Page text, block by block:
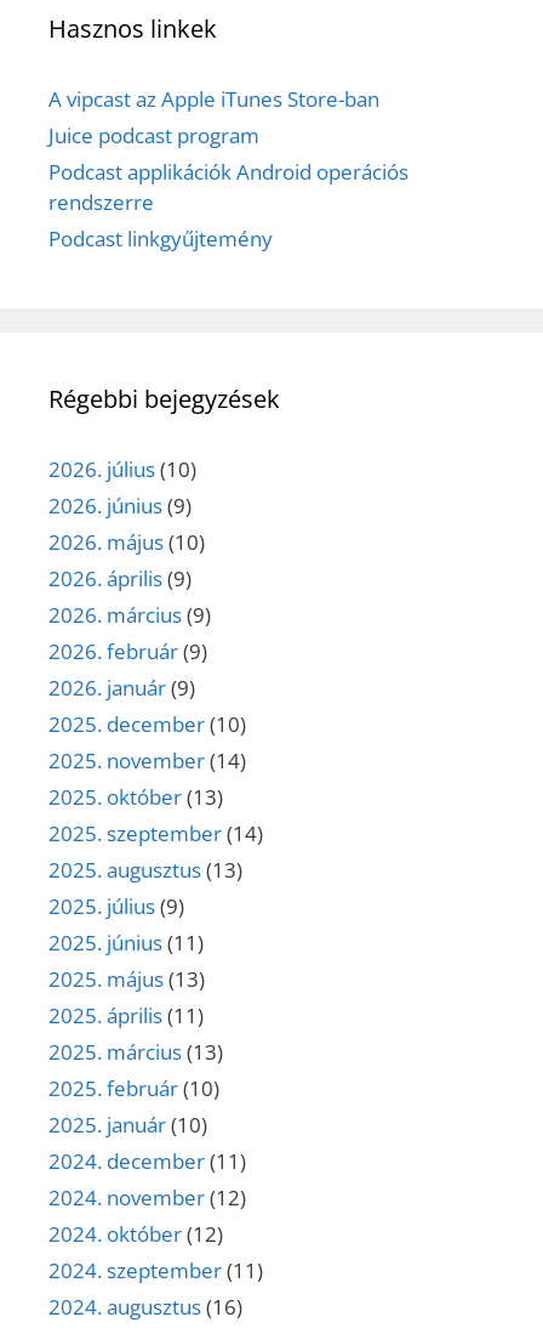
Hasznos linkek
A vipcast az Apple iTunes Store-ban
Juice podcast program
Podcast applikációk Android operációs
rendszerre
Podcast linkgyűjtemény
Régebbi bejegyzések
2026. július(10)
2026. június(9)
2026. május(10)
2026. április(9)
2026. március(9)
2026. február(9)
2026. január(9)
2025. december(10)
2025. november(14)
2025. október(13)
2025. szeptember(14)
2025. augusztus(13)
2025. július(9)
2025. június(11)
2025. május(13)
2025. április(11)
2025. március(13)
2025. február(10)
2025. január(10)
2024. december(11)
2024. november(12)
2024. október(12)
2024. szeptember(11)
2024. augusztus(16)